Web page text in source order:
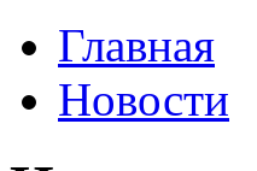
Главная
Новости